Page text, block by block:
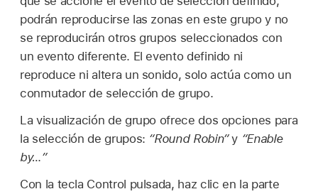
podrán reproducirse las zonas en este grupo y no
se reproducirán otros grupos seleccionados con
un evento diferente. El evento definido ni
reproduce ni altera un sonido, solo actúa como un
conmutador de selección de grupo.
La visualización de grupo ofrece dos opciones para
la selección de grupos: “Round Robin”y “Enable
by…”
Con la tecla Control pulsada, haz clic en la parte